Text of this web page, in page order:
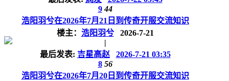
9 44
浩阳羽兮在2026年7月21日到传奇开服交流知识
楼主： 浩阳羽兮
2026-7-21
|
最后发表: 吉星高赵
2026-7-21 03:35
8 56
浩阳羽兮在2026年7月20日到传奇开服交流知识